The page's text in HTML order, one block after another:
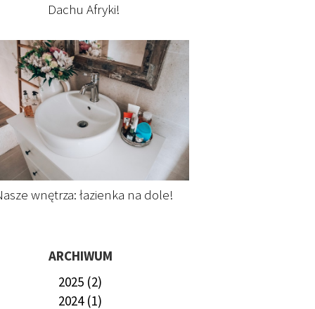
Dachu Afryki!
wnętrza: łazienka na dole!
ARCHIWUM
2025 (2)
2024 (1)